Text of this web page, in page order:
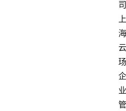
司
上
海
云
玚
企
业
管